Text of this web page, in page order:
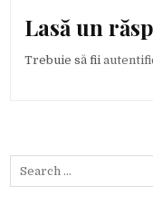
Lasă un
Trebuie să fii